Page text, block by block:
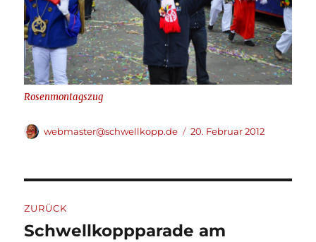
Rosenmontagszug
Autor
webmaster@schwellkopp.de
Veröffentlicht
20. Februar 2012
ZURÜCK
Vorheriger
Schwellkoppparade am